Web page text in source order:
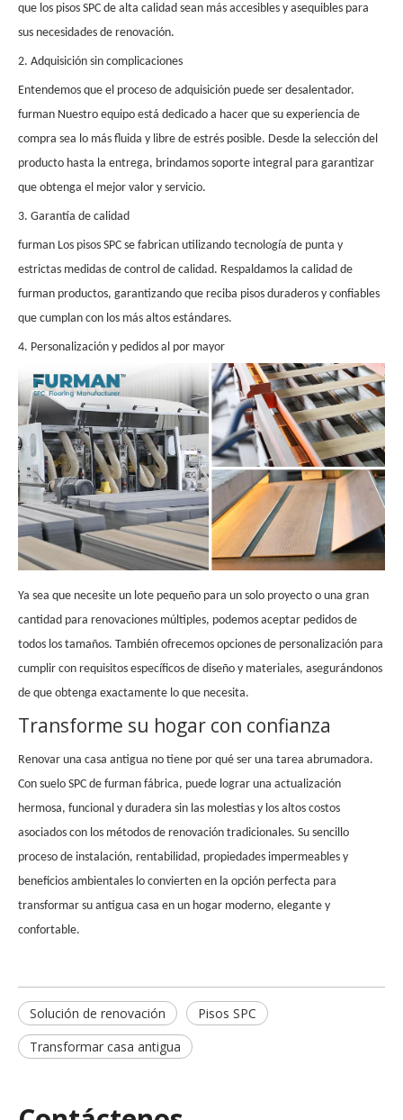
que los pisos SPC de alta calidad sean más accesibles y asequibles para
sus necesidades de renovación.
2. Adquisición sin complicaciones
Entendemos que el proceso de adquisición puede ser desalentador.
furman Nuestro equipo está dedicado a hacer que su experiencia de
compra sea lo más fluida y libre de estrés posible. Desde la selección del
producto hasta la entrega, brindamos soporte integral para garantizar
que obtenga el mejor valor y servicio.
3. Garantía de calidad
furman Los pisos SPC se fabrican utilizando tecnología de punta y
estrictas medidas de control de calidad. Respaldamos la calidad de
furman productos, garantizando que reciba pisos duraderos y confiables
que cumplan con los más altos estándares.
4. Personalización y pedidos al por mayor
Ya sea que necesite un lote pequeño para un solo proyecto o una gran
cantidad para renovaciones múltiples, podemos aceptar pedidos de
todos los tamaños. También ofrecemos opciones de personalización para
cumplir con requisitos específicos de diseño y materiales, asegurándonos
de que obtenga exactamente lo que necesita.
Transforme su hogar con confianza
Renovar una casa antigua no tiene por qué ser una tarea abrumadora.
Con suelo SPC de furman fábrica, puede lograr una actualización
hermosa, funcional y duradera sin las molestias y los altos costos
asociados con los métodos de renovación tradicionales. Su sencillo
proceso de instalación, rentabilidad, propiedades impermeables y
beneficios ambientales lo convierten en la opción perfecta para
transformar su antigua casa en un hogar moderno, elegante y
confortable.
Solución de renovación
Pisos SPC
Transformar casa antigua